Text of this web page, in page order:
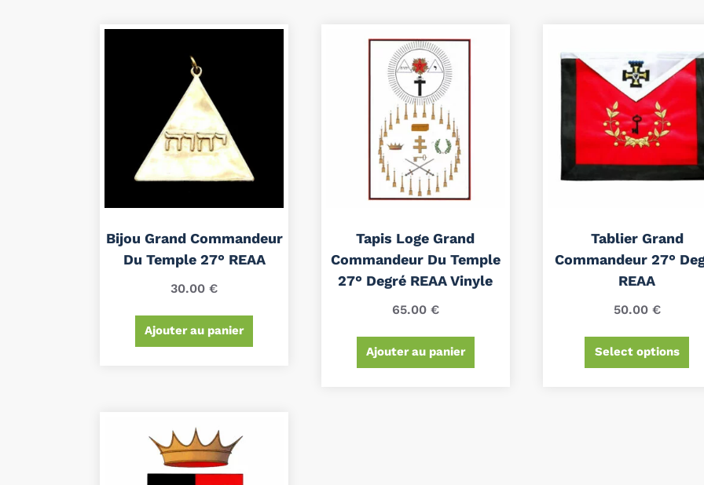
Bijou Grand Commandeur
Du Temple 27° REAA
30.00€
Ajouter au panier
Tapis Loge Grand
Commandeur Du Temple
27° Degré REAA Vinyle
65.00 €
Ajouter au panier
Tablier Grand
Commandeur 27°
REAA
50.00 €
Select options